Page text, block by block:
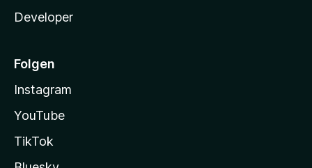
Developer
Folgen
Instagram
YouTube
TikTok